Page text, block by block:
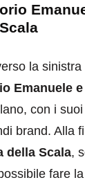
la
Emanuele
con i
brand. Alla
della Scala,
fare la